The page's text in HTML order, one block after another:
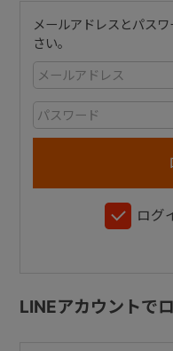
メールアドレスとパス
さい。
ログ
LINEアカウントで